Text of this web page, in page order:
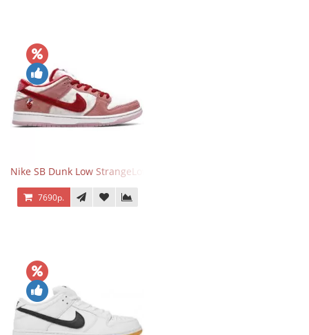
Nike SB Dunk Low StrangeLove Valentine's Day
7690р.